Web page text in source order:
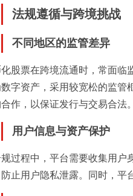
法规遵循与跨境挑战
不同地区的监管差异
股票在跨境流通时，常面临
字资产，采用较宽松的监管
作，以保证发行与交易合法。
用户信息与资产保护
过程中，平台需要收集用户
止用户隐私泄露。同时，平